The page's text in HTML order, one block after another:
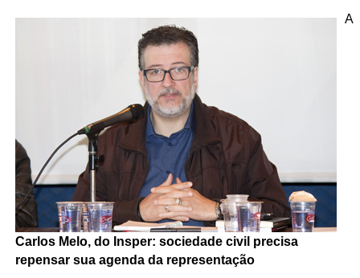
Carlos Melo, do Insper: sociedade civil precisa
repensar sua agenda da representação
A